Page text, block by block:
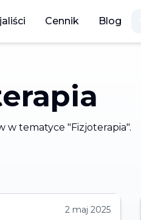
Cennik Blog
w tematyce "Fizjoterapia".
2 maj 2025